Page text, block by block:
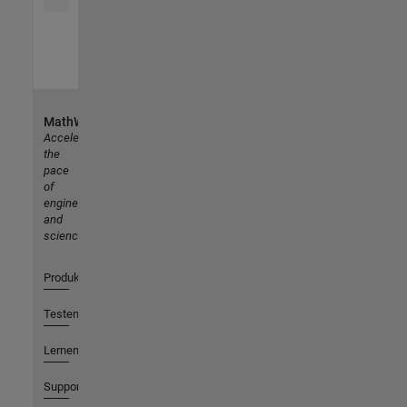
MathWorks
Accelerating
the
pace
of
engineering
and
science
Produkte
Testen oder Kaufen
Lernen
Support